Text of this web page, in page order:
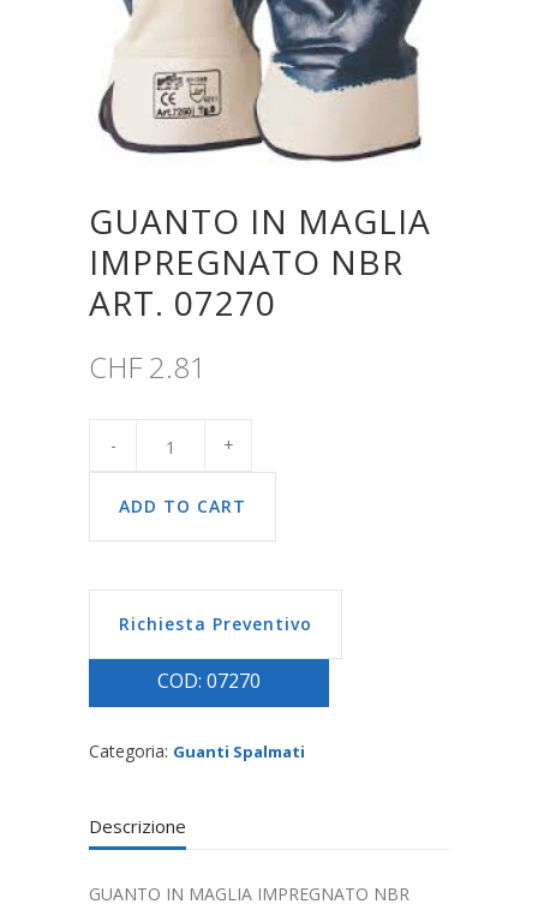
GUANTO IN MAGLIA
IMPREGNATO NBR
ART. 07270
CHF2.81
ADD TO CART
Richiesta Preventivo
COD: 07270
Categoria: Guanti Spalmati
Descrizione
GUANTO IN MAGLIA IMPREGNATO NBR